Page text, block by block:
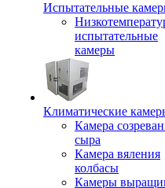
Испытательные
испытательные
камеры
Климатические
Камера
сыра
Камера вяления
колбасы
Камеры